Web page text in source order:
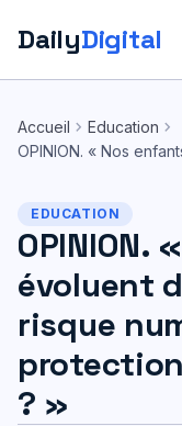
DailyDigital
contenu
Accueil chevron_right Education chevron_right
OPINION. « Nos
EDUCATION
OPINION.
évoluent
risque
? »